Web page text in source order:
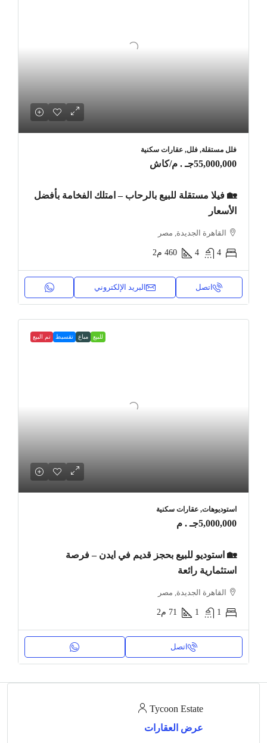
فلل مستقلة, فلل, عقارات سكنية
55,000,000جـ . م /كاش
🏡 فيلا مستقلة للبيع بالرحاب – امتلك الفخامة بأفضل
الأسعار
القاهرة الجديدة, مصر
4
4
460 م2
اتصل البريد الإلكتروني
للبيع مباع تقسيط تم البيع
استوديوهات, عقارات سكنية
5,000,000جـ . م
🏡 استوديو للبيع بحجز قديم في ايدن – فرصة
استثمارية رائعة
القاهرة الجديدة, مصر
1
1
71 م2
اتصل
Tycoon Estate
عرض العقارات